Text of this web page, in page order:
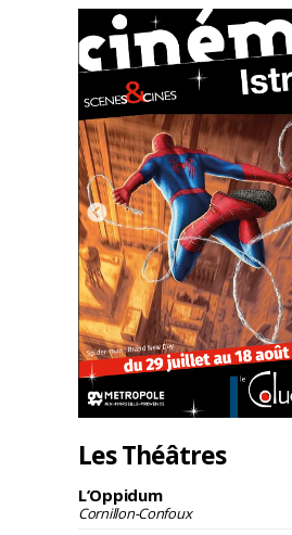
Les Théâtres
L’Oppidum
Cornillon-Confoux